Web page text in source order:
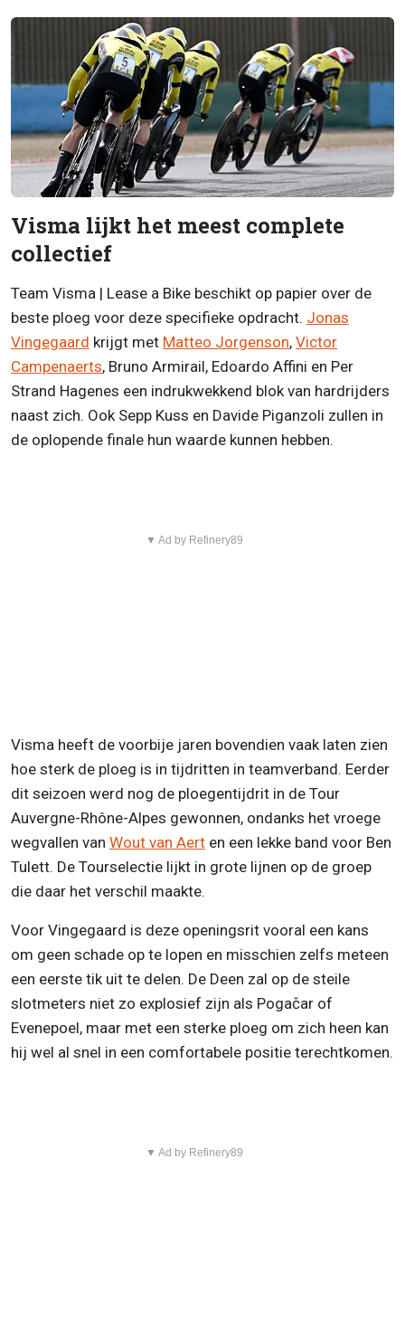
Visma lijkt het meest complete
collectief
Team Visma | Lease a Bike beschikt op papier over de
beste ploeg voor deze specifieke opdracht. Jonas
Vingegaard krijgt met Matteo Jorgenson, Victor
Campenaerts, Bruno Armirail, Edoardo Affini en Per
Strand Hagenes een indrukwekkend blok van hardrijders
naast zich. Ook Sepp Kuss en Davide Piganzoli zullen in
de oplopende finale hun waarde kunnen hebben.
▼ Ad by Refinery89
Visma heeft de voorbije jaren bovendien vaak laten zien
hoe sterk de ploeg is in tijdritten in teamverband. Eerder
dit seizoen werd nog de ploegentijdrit in de Tour
Auvergne-Rhône-Alpes gewonnen, ondanks het vroege
wegvallen van Wout van Aert en een lekke band voor Ben
Tulett. De Tourselectie lijkt in grote lijnen op de groep
die daar het verschil maakte.
Voor Vingegaard is deze openingsrit vooral een kans
om geen schade op te lopen en misschien zelfs meteen
een eerste tik uit te delen. De Deen zal op de steile
slotmeters niet zo explosief zijn als Pogačar of
Evenepoel, maar met een sterke ploeg om zich heen kan
hij wel al snel in een comfortabele positie terechtkomen.
▼ Ad by Refinery89